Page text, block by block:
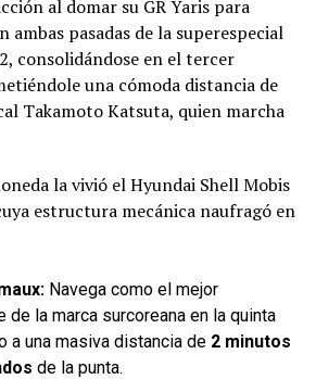
al domar su GR Yaris para
pasadas de la superespecial
consolidándose en el tercer
una cómoda distancia de
Takamoto Katsuta, quien marcha
la vivió el Hyundai Shell Mobis
estructura mecánica naufragó en
Navega como el mejor
de la marca surcoreana en la quinta
a una masiva distancia de 2 minutos
de la punta.